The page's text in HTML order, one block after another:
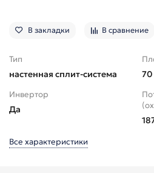
В закладки В сравнение
Тип
настенная сплит-система 70
Инвертор
Да
Все характеристики